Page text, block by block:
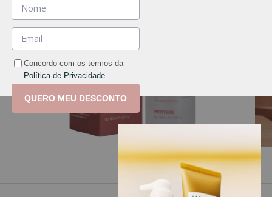
1/8
Concordo com os termos da
Política de Privacidade
QUERO MEU DESCONTO